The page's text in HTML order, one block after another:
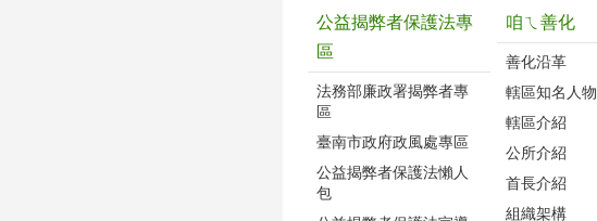
公益揭弊者保護法專
區
法務部廉政署揭弊者專
區
臺南市政府政風處專區
公益揭弊者保護法懶人
包
咱ㄟ善化
善化沿革‭
轄區知名人物‭
轄區介紹
公所介紹
首長介紹
組織架構